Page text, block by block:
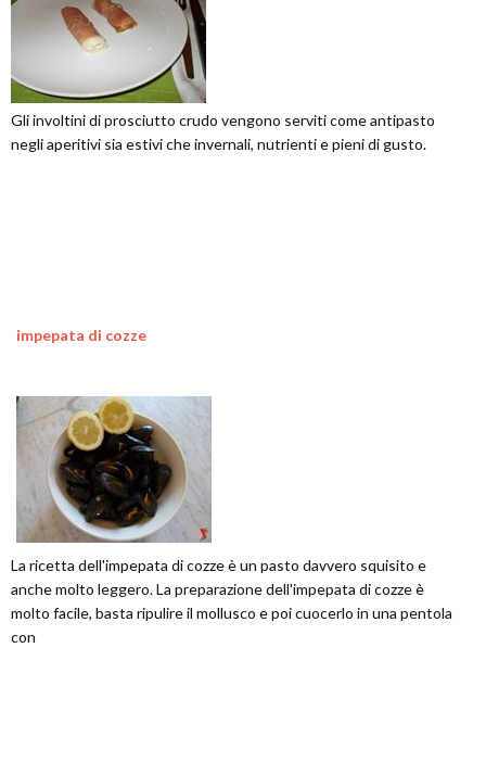
Gli involtini di prosciutto crudo vengono serviti come antipasto
negli aperitivi sia estivi che invernali, nutrienti e pieni di gusto.
impepata di cozze
La ricetta dell'impepata di cozze è un pasto davvero squisito e
anche molto leggero. La preparazione dell'impepata di cozze è
molto facile, basta ripulire il mollusco e poi cuocerlo in una pentola
con